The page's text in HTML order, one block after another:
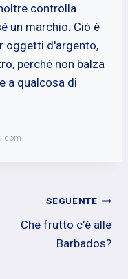
controlla
un marchio. Ciò è
oggetti d'argento,
perché non balza
a qualcosa di
SEGUENTE
Che frutto c'è alle
Barbados?